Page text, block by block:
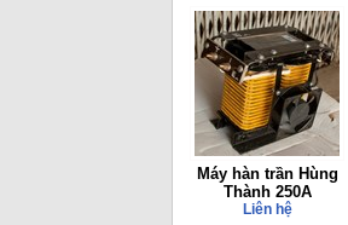
Máy hàn trần Hùng
Thành 250A
Liên hệ